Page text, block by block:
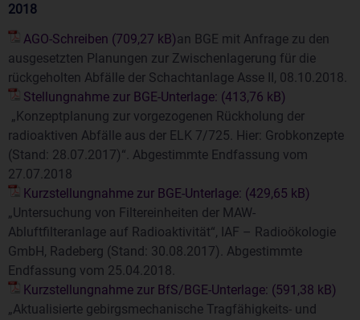
2018
AGO-Schreiben
an BGE mit Anfrage zu den
ausgesetzten Planungen zur Zwischenlagerung für die
rückgeholten Abfälle der Schachtanlage Asse II, 08.10.2018.
Stellungnahme zur BGE-Unterlage:
„Konzeptplanung zur vorgezogenen Rückholung der
radioaktiven Abfälle aus der ELK 7/725. Hier: Grobkonzepte
(Stand: 28.07.2017)“. Abgestimmte Endfassung vom
27.07.2018
Kurzstellungnahme zur BGE-Unterlage:
„Untersuchung von Filtereinheiten der MAW-
Abluftfilteranlage auf Radioaktivität“, IAF – Radioökologie
GmbH, Radeberg (Stand: 30.08.2017). Abgestimmte
Endfassung vom 25.04.2018.
Kurzstellungnahme zur BfS/BGE-Unterlage:
„Aktualisierte gebirgsmechanische Tragfähigkeits- und